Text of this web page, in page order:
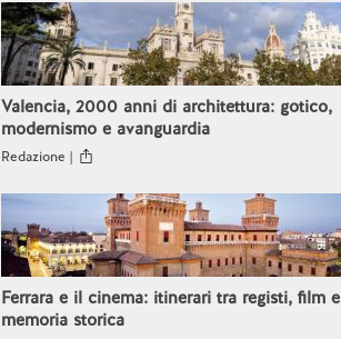
Valencia, 2000 anni di architettura: gotico,
modernismo e avanguardia
Redazione |
Ferrara e il cinema: itinerari tra registi, film e
memoria storica